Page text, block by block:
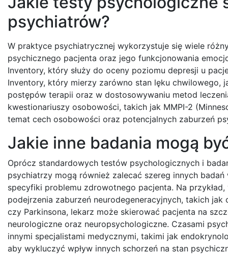
psychiatrów?
W praktyce psychiatrycznej wykorzystuje się wiele
psychicznego pacjenta oraz jego funkcjonowania
Inventory, który służy do oceny poziomu depresji u
Inventory, który mierzy zarówno stan lęku chwilowego,
postępów terapii oraz w dostosowywaniu metod
kwestionariuszy osobowości, takich jak MMPI-2
temat cech osobowości oraz potencjalnych zaburzeń
Jakie inne badania mogą
Oprócz standardowych testów psychologicznych i
psychiatrzy mogą również zalecać szereg innych
specyfiki problemu zdrowotnego pacjenta. Na
podejrzenia zaburzeń neurodegeneracyjnych, takich jak
czy Parkinsona, lekarz może skierować pacjenta na
neurologiczne oraz neuropsychologiczne. Czasami
innymi specjalistami medycznymi, takimi jak
aby wykluczyć wpływ innych schorzeń na stan